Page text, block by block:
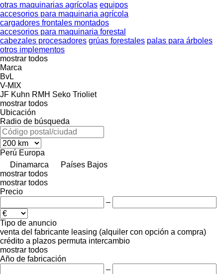
otras maquinarias agrícolas equipos
accesorios para maquinaria agrícola
cargadores frontales montados
accesorios para maquinaria forestal
cabezales procesadores grúas forestales palas para árboles
otros implementos
mostrar todos
Marca
BvL
V-MIX
JF Kuhn RMH Seko Trioliet
mostrar todos
Ubicación
Radio de búsqueda
Perú Europa
Dinamarca
Países Bajos
mostrar todos
mostrar todos
Precio
–
Tipo de anuncio
venta del fabricante leasing (alquiler con opción a compra)
crédito a plazos permuta intercambio
mostrar todos
Año de fabricación
–